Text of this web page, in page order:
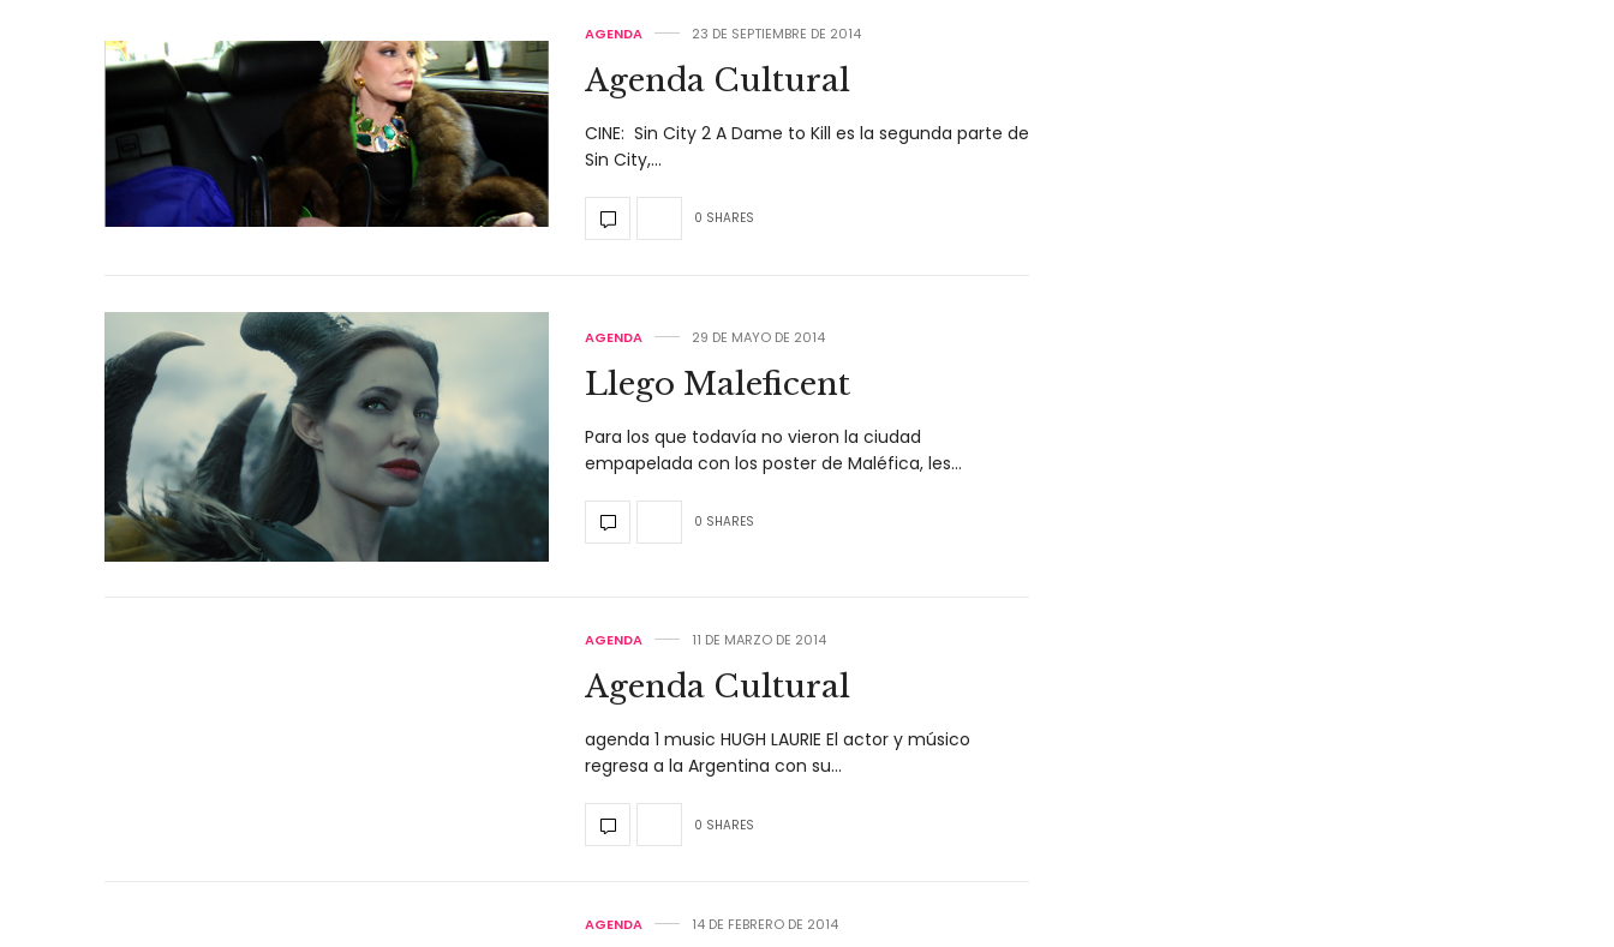
AGENDA 23 DE SEPTIEMBRE DE 2014
Agenda Cultural
CINE: Sin City 2 A Dame to Kill es la segunda parte de
Sin City,…
0 SHARES
AGENDA 29 DE MAYO DE 2014
Llego Maleficent
Para los que todavía no vieron la ciudad
empapelada con los poster de Maléfica, les…
0 SHARES
AGENDA 11 DE MARZO DE 2014
Agenda Cultural
agenda 1 music HUGH LAURIE El actor y músico
regresa a la Argentina con su…
0 SHARES
AGENDA 14 DE FEBRERO DE 2014